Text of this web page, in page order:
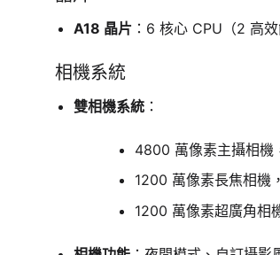
A18 晶片：6 核心 CPU（2 高
相機系統
雙相機系統：
4800 萬像素主攝相機
1200 萬像素長焦相機
1200 萬像素超廣角相